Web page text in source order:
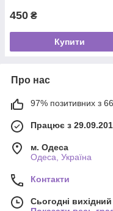
450 ₴
Купити
Про нас
97% позитивних з 66
Працює з
м. Одеса
Одеса, Україна
Контакти
Сьогодні вихідний